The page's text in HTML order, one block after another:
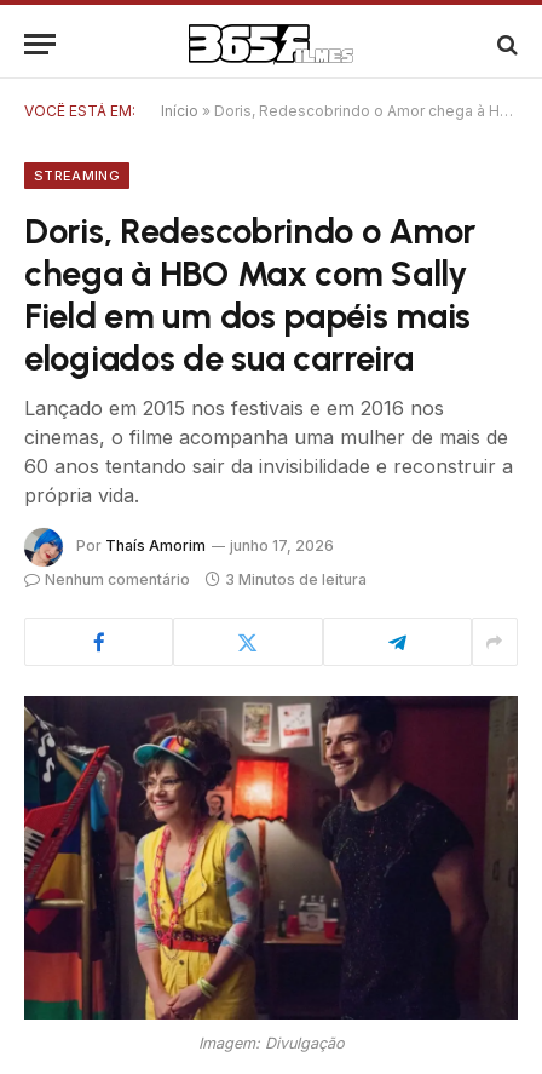
VOCÊ ESTÁ EM: Início » Doris, Redescobrindo o Amor chega à HBO Max com Sally Field em um dos papéis mais elogiados de sua carreira
STREAMING
Doris, Redescobrindo o Amor
chega à HBO Max com Sally
Field em um dos papéis mais
elogiados de sua carreira
Lançado em 2015 nos festivais e em 2016 nos
cinemas, o filme acompanha uma mulher de mais de
60 anos tentando sair da invisibilidade e reconstruir a
própria vida.
Por Thaís Amorim
junho 17, 2026
Nenhum comentário
3 Minutos de leitura
Imagem: Divulgação